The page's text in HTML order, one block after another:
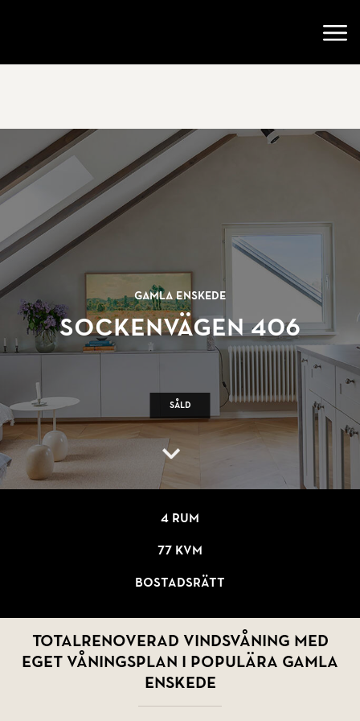
Gamla Enskede
Sockenvägen 406
Såld
4 rum
77 kvm
Bostadsrätt
Totalrenoverad vindsvåning med
eget våningsplan i populära Gamla
Enskede